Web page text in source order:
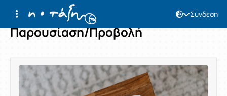
Σύνδεση
Παρουσίαση/Προβολή